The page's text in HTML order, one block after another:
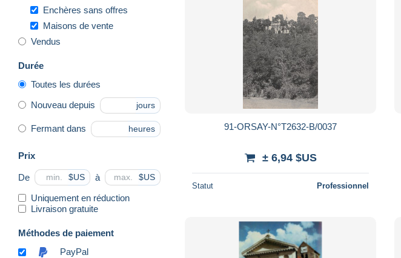
Enchères sans offres
Maisons de vente
Vendus
Durée
Toutes les durées
Nouveau depuis jours
Fermant dans heures
Prix
De $US à $US
Uniquement en réduction
Livraison gratuite
Méthodes de paiement
PayPal
91-ORSAY-N°T2632-B/0037
± 6,94 $US
Statut Professionnel